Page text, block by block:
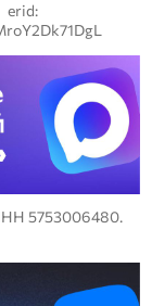
5753006480.